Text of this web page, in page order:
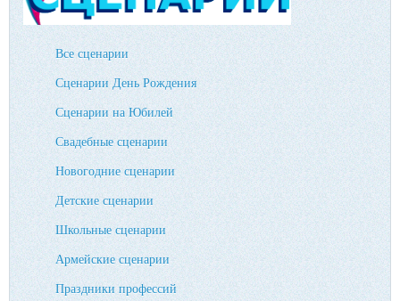
Все сценарии
Сценарии День Рождения
Сценарии на Юбилей
Свадебные сценарии
Новогодние сценарии
Детские сценарии
Школьные сценарии
Армейские сценарии
Праздники профессий